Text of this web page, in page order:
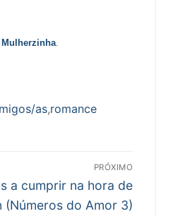
.
as,romance
PRÓXIMO
a cumprir na hora de
(Números do Amor 3)